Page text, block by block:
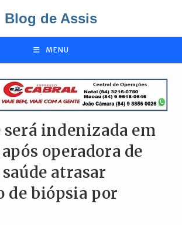
Blog de Assis
MENU
indenizada em
operadora de
atrasar
de biópsia por